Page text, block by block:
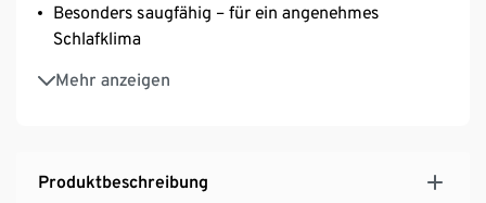
Besonders saugfähig – für ein angenehmes
Schlafklima
Mehr anzeigen
Einfaches Beziehen mit Rundumgummizug
Geeignet für Matratzen mit einer Höhe von bis zu
Produktbeschreibung